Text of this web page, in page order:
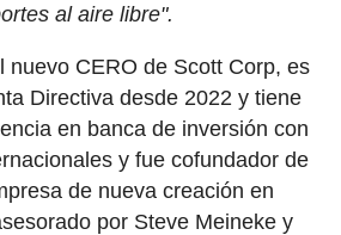
al aire libre".
nuevo CERO de Scott Corp, es
Directiva desde 2022 y tiene
en banca de inversión con
y fue cofundador de
de nueva creación en
por Steve Meineke y